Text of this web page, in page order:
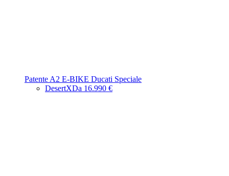
Patente A2 E-BIKE Ducati Speciale
DesertXDa 16.990 €